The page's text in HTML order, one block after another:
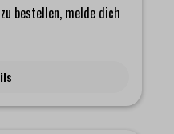
auch immer reproduzierbar.
Einstellungen vornehmen
Regler steuern. Präzise
während der Extraktion.
die XT das
mit den exklusiven DC
bestellen, melde dich